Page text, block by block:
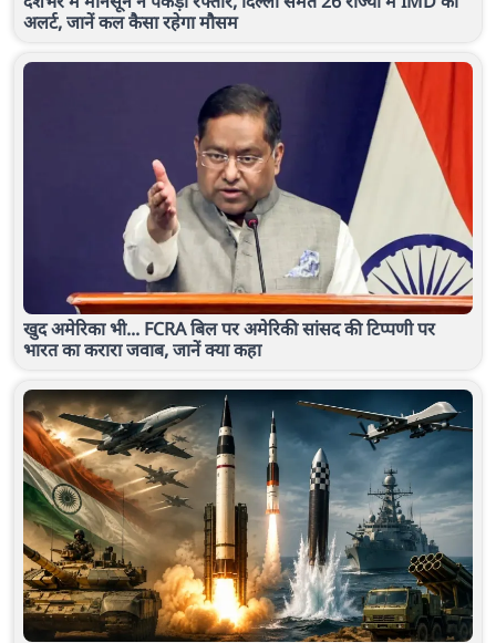
अलर्ट, जानें कल कैसा रहेगा मौसम
खुद अमेरिका भी... FCRA बिल पर अमेरिकी सांसद की टिप्पणी पर
भारत का करारा जवाब, जानें क्या कहा